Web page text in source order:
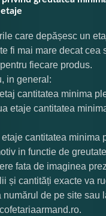
care depășesc un
fi mai mare decat cea
fiecare produs.
in general:
cantitatea minima
etaje cantitatea
cantitatea minima
in functie de
fata de imaginea
și cantități exacte va
numărul de pe site sau